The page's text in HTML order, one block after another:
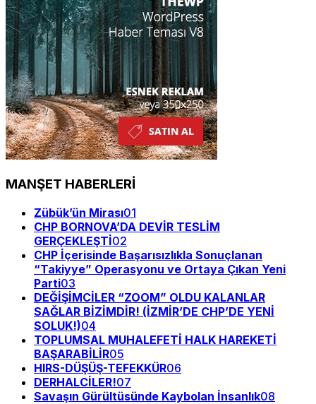
MANŞET HABERLERİ
Zübük’ün Mirası01
CHP BORNOVA’DA DEVİR TESLİM
GERÇEKLEŞTİ02
CHP İçerisinde Başarısızlıkla Sonuçlanan
“Takiyye” Operasyonu ve Ortaya Çıkan Yeni
Parti03
DEĞİŞİMCİLER “ZOOM” OLDU KALANLAR
SAĞLAR BİZİMDİR! (İZMİR’DE CHP’DE YENİ
SOLUK!)04
TOPLUMSAL MUHALEFETİ HALK HAREKETİ
BAŞARABİLİR05
HIRS-DÜŞÜŞ-TEFEKKÜR06
DERHALCİLER!07
Savaşın Gürültüsünde Kaybolan İnsanlık08